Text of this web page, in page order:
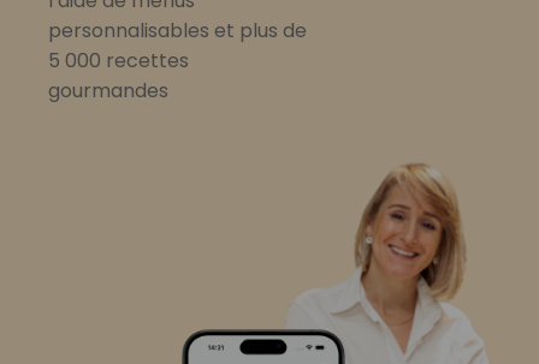
personnalisables et plus de
5 000 recettes
gourmandes